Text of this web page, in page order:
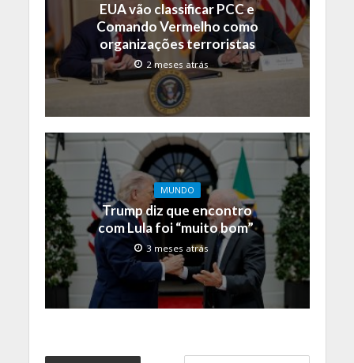
EUA vão classificar PCC e
Comando Vermelho como
organizações terroristas
2 meses atrás
MUNDO
Trump diz que encontro
com Lula foi “muito bom”
3 meses atrás